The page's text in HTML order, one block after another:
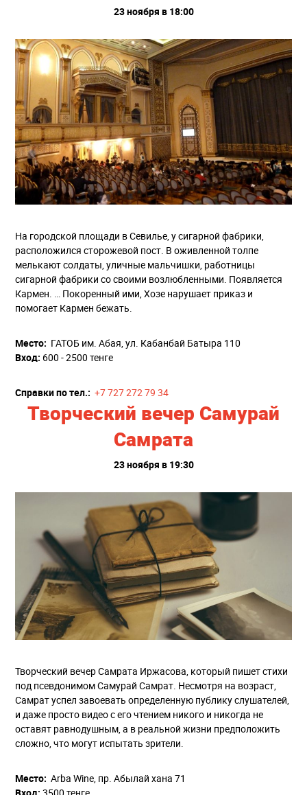
23 ноября в 18:00
На городской площади в Севилье, у сигарной фабрики,
расположился сторожевой пост. В оживленной толпе
мелькают солдаты, уличные мальчишки, работницы
сигарной фабрики со своими возлюбленными. Появляется
Кармен. … Покоренный ими, Хозе нарушает приказ и
помогает Кармен бежать.
Место: ГАТОБ им. Абая, ул. Кабанбай Батыра 110
Вход: 600 - 2500 тенге
Справки по тел.: +7 727 272 79 34
Творческий вечер Самурай
Самрата
23 ноября в 19:30
Творческий вечер Самрата Иржасова, который пишет стихи
под псевдонимом Самурай Самрат. Несмотря на возраст,
Самрат успел завоевать определенную публику слушателей,
и даже просто видео с его чтением никого и никогда не
оставят равнодушным, а в реальной жизни предположить
сложно, что могут испытать зрители.
Место: Arba Wine, пр. Абылай хана 71